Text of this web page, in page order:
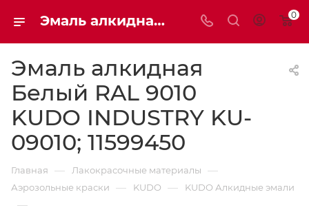
Эмаль алкидная Белый RAL 9010 KUDO INDUSTRY KU-09010; 11599450 | Мaxim-stroy 0
Эмаль алкидная
Белый RAL 9010
KUDO INDUSTRY KU-
09010; 11599450
Главная — Лакокрасочные материалы —
Аэрозольные краски — KUDO — KUDO Алкидные эмали
—